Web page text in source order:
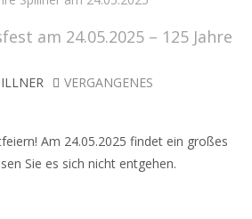
am 24.05.2025 – 125 Jahre
VERGANGENES
Am 24.05.2025 findet ein großes
Sie es sich nicht entgehen.